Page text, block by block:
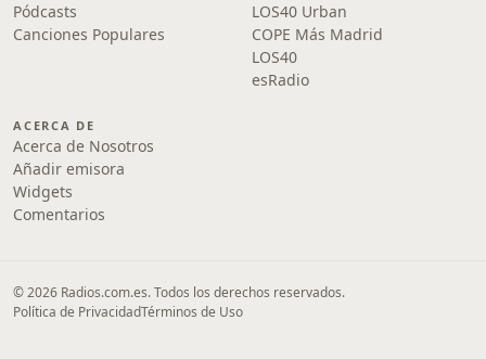
Pódcasts
Canciones Populares
LOS40 Urban
COPE Más Madrid
LOS40
esRadio
ACERCA DE
Acerca de Nosotros
Añadir emisora
Widgets
Comentarios
© 2026 Radios.com.es. Todos los derechos reservados.
Política de PrivacidadTérminos de Uso